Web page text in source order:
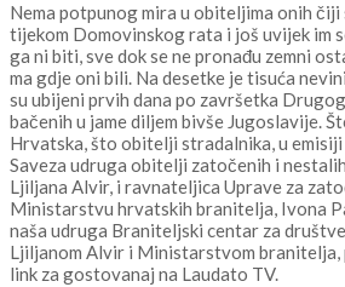
Nema potpunog mira u obiteljima onih
tijekom Domovinskog rata i još uvijek im
ga ni biti, sve dok se ne pronađu zemni
ma gdje oni bili. Na desetke je tisuća
su ubijeni prvih dana po završetka
bačenih u jame diljem bivše Jugoslavije.
Hrvatska, što obitelji stradalnika, u
Saveza udruga obitelji zatočenih i
Ljiljana Alvir, i ravnateljica Uprave za
Ministarstvu hrvatskih branitelja, Ivona
naša udruga Braniteljski centar za
Ljiljanom Alvir i Ministarstvom branitelja,
link za gostovanaj na Laudato TV.